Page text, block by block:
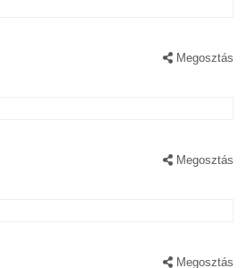
Megosztás
Megosztás
Megosztás